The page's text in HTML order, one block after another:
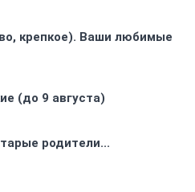
крепкое). Ваши любимые
(до 9 августа)
родители...